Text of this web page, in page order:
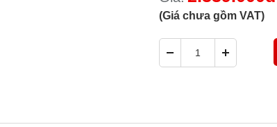
(Giá chưa gồm VAT)